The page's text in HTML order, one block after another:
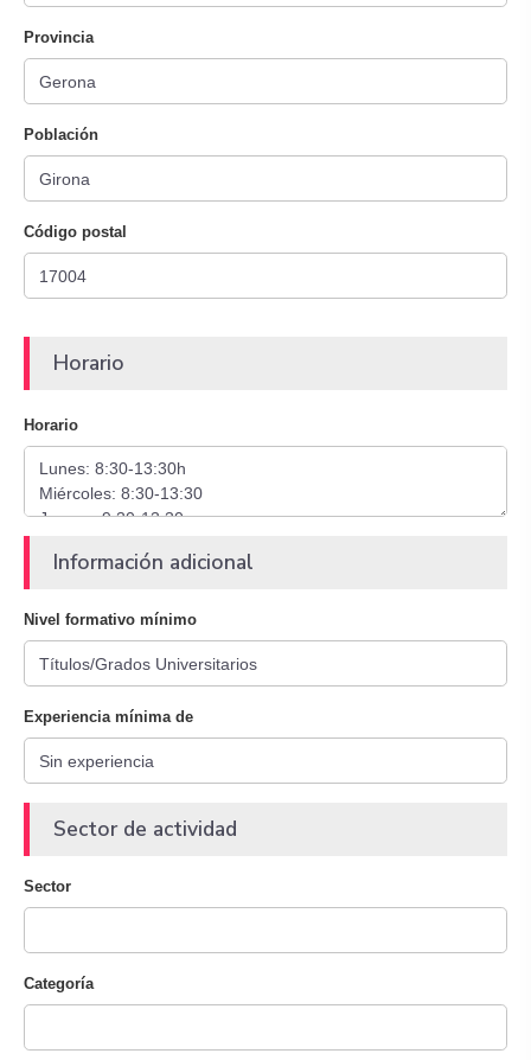
Provincia
Población
Código postal
Horario
Horario
Información adicional
Nivel formativo mínimo
Experiencia mínima de
Sector de actividad
Sector
Categoría